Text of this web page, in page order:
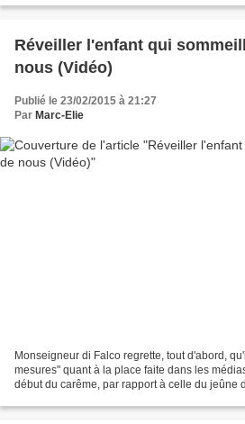
Réveiller l'enfant qui
nous (Vidéo)
Publié le 23/02/2015 à 21:27
Par Marc-Elie
Monseigneur di Falco regrette, tout d'abord,
mesures" quant à la place faite dans les
début du carême, par rapport à celle du jeûne